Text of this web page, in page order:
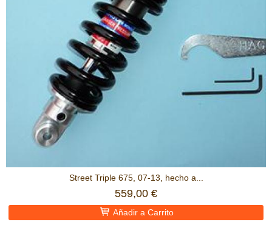
Street Triple 675, 07-13, hecho a...
559,00 €
Añadir a Carrito